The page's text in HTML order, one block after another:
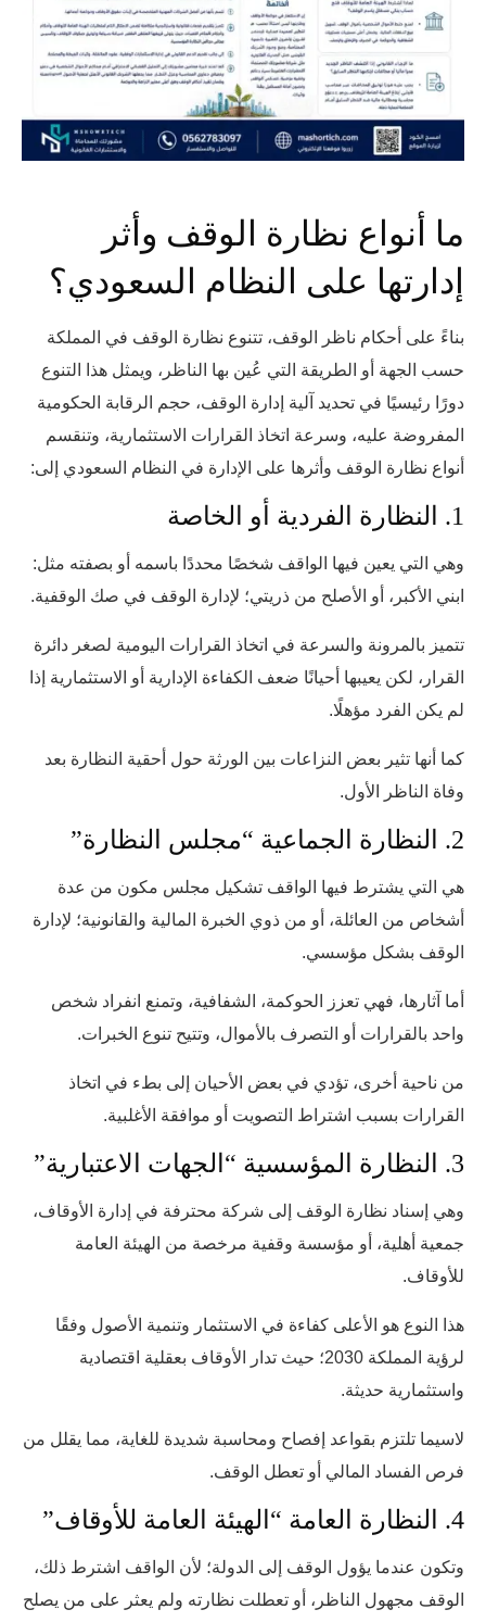
ما أنواع نظارة الوقف وأثر
إدارتها على النظام السعودي؟
بناءً على أحكام ناظر الوقف، تتنوع نظارة الوقف في المملكة
حسب الجهة أو الطريقة التي عُين بها الناظر، ويمثل هذا التنوع
دورًا رئيسيًا في تحديد آلية إدارة الوقف، حجم الرقابة الحكومية
المفروضة عليه، وسرعة اتخاذ القرارات الاستثمارية، وتنقسم
أنواع نظارة الوقف وأثرها على الإدارة في النظام السعودي إلى:
1. النظارة الفردية أو الخاصة
وهي التي يعين فيها الواقف شخصًا محددًا باسمه أو بصفته مثل:
ابني الأكبر، أو الأصلح من ذريتي؛ لإدارة الوقف في صك الوقفية.
تتميز بالمرونة والسرعة في اتخاذ القرارات اليومية لصغر دائرة
القرار، لكن يعيبها أحيانًا ضعف الكفاءة الإدارية أو الاستثمارية إذا
لم يكن الفرد مؤهلًا.
كما أنها تثير بعض النزاعات بين الورثة حول أحقية النظارة بعد
وفاة الناظر الأول.
2. النظارة الجماعية “مجلس النظارة”
هي التي يشترط فيها الواقف تشكيل مجلس مكون من عدة
أشخاص من العائلة، أو من ذوي الخبرة المالية والقانونية؛ لإدارة
الوقف بشكل مؤسسي.
أما آثارها، فهي تعزز الحوكمة، الشفافية، وتمنع انفراد شخص
واحد بالقرارات أو التصرف بالأموال، وتتيح تنوع الخبرات.
من ناحية أخرى، تؤدي في بعض الأحيان إلى بطء في اتخاذ
القرارات بسبب اشتراط التصويت أو موافقة الأغلبية.
3. النظارة المؤسسية “الجهات الاعتبارية”
وهي إسناد نظارة الوقف إلى شركة محترفة في إدارة الأوقاف،
جمعية أهلية، أو مؤسسة وقفية مرخصة من الهيئة العامة
للأوقاف.
هذا النوع هو الأعلى كفاءة في الاستثمار وتنمية الأصول وفقًا
لرؤية المملكة 2030؛ حيث تدار الأوقاف بعقلية اقتصادية
واستثمارية حديثة.
لاسيما تلتزم بقواعد إفصاح ومحاسبة شديدة للغاية، مما يقلل من
فرص الفساد المالي أو تعطل الوقف.
4. النظارة العامة “الهيئة العامة للأوقاف”
وتكون عندما يؤول الوقف إلى الدولة؛ لأن الواقف اشترط ذلك،
الوقف مجهول الناظر، أو تعطلت نظارته ولم يعثر على من يصلح